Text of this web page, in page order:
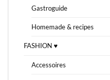
Gastroguide
Homemade & recipes
FASHION ♥
Accessoires